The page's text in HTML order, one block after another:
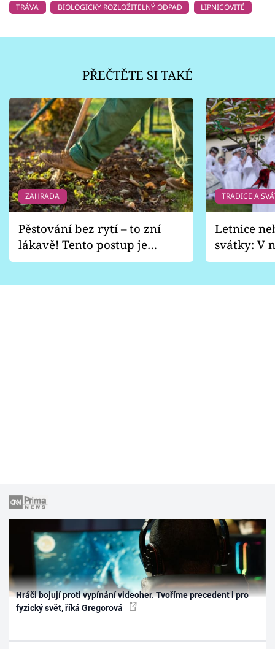
TRÁVA
BIOLOGICKY ROZLOŽITELNÝ ODPAD LIPNICOVITÉ
PŘEČTĚTE SI TAKÉ
ZAHRADA
Pěstování bez rytí – to zní
lákavě! Tento postup je
vhodný jen pro některé
TRADICE A
Letnice
svátky: V
pondělí
Hráči bojují proti vypínání videoher. Tvoříme precedent i pro
fyzický svět, říká Gregorová